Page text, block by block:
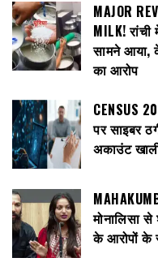
MAJOR
MILK!
सामने आया,
का आरोप
CENSUS
पर साइबर
अकाउंट
मोनालिसा
के आरोपों के